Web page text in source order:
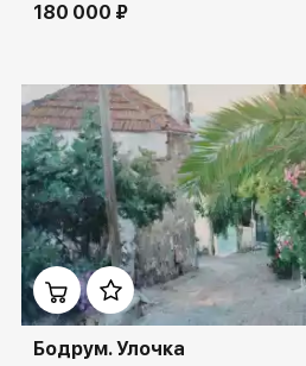
180 000 ₽
Домен:
Бодрум. Улочка